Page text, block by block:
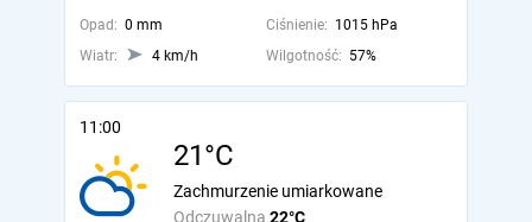
Opad: 0 mm Ciśnienie: 1015 hPa
Wiatr:
4 km/h Wilgotność: 57%
11:00
21°C
Odczuwalna 22°C
Zachmurzenie umiarkowane